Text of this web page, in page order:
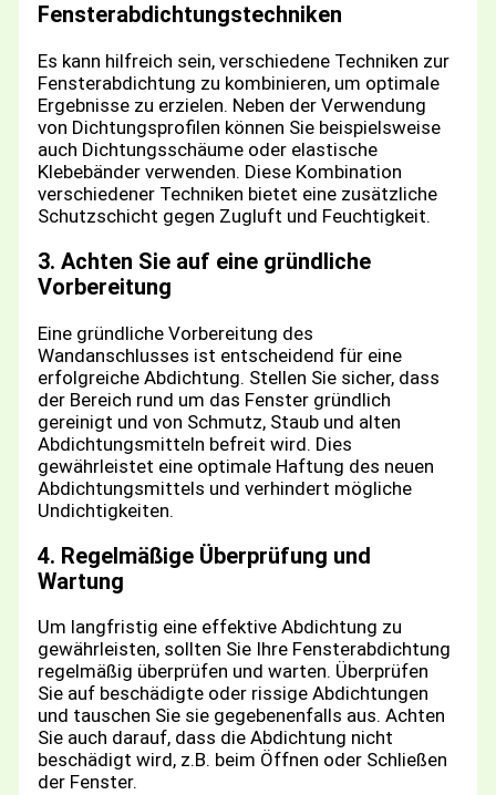
Fensterabdichtungstechniken
Es kann hilfreich sein, verschiedene Techniken zur
Fensterabdichtung zu kombinieren, um optimale
Ergebnisse zu erzielen. Neben der Verwendung
von Dichtungsprofilen können Sie beispielsweise
auch Dichtungsschäume oder elastische
Klebebänder verwenden. Diese Kombination
verschiedener Techniken bietet eine zusätzliche
Schutzschicht gegen Zugluft und Feuchtigkeit.
3. Achten Sie auf eine gründliche
Vorbereitung
Eine gründliche Vorbereitung des
Wandanschlusses ist entscheidend für eine
erfolgreiche Abdichtung. Stellen Sie sicher, dass
der Bereich rund um das Fenster gründlich
gereinigt und von Schmutz, Staub und alten
Abdichtungsmitteln befreit wird. Dies
gewährleistet eine optimale Haftung des neuen
Abdichtungsmittels und verhindert mögliche
Undichtigkeiten.
4. Regelmäßige Überprüfung und
Wartung
Um langfristig eine effektive Abdichtung zu
gewährleisten, sollten Sie Ihre Fensterabdichtung
regelmäßig überprüfen und warten. Überprüfen
Sie auf beschädigte oder rissige Abdichtungen
und tauschen Sie sie gegebenenfalls aus. Achten
Sie auch darauf, dass die Abdichtung nicht
beschädigt wird, z.B. beim Öffnen oder Schließen
der Fenster.